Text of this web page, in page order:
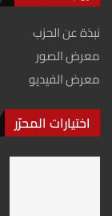
نبذة عن الحزب
معرض الصور
معرض الفيديو
اختيارات المحرّر